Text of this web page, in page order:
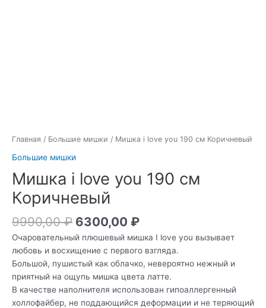
Главная / Большие мишки / Мишка i love you 190 см Коричневый
Большие мишки
Мишка i love you 190 см
Коричневый
9990,00₽ 6300,00 ₽
Очаровательный плюшевый мишка I love you вызывает
любовь и восхищение с первого взгляда.
Большой, пушистый как облачко, невероятно нежный и
приятный на ощупь мишка цвета латте.
В качестве наполнителя использован гипоаллергенный
холлофайбер, не поддающийся деформации и не теряющий